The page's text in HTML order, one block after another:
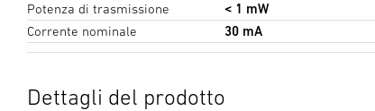
Potenza di trasmissione
< 1 mW
Corrente nominale
30 mA
Dettagli del prodotto